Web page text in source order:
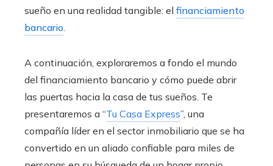
sueño en una realidad tangible: el financiamiento
bancario
A continuación, exploraremos a fondo el mundo
del financiamiento bancario y cómo puede abrir
las puertas hacia la casa de tus sueños. Te
presentaremos a “Tu Casa Express”, una
compañía líder en el sector inmobiliario que se ha
convertido en un aliado confiable para miles de